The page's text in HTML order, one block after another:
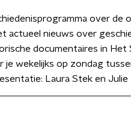
over de
actueel nieuws over
documentaires in Het
je wekelijks op zondag
Laura Stek en Julie